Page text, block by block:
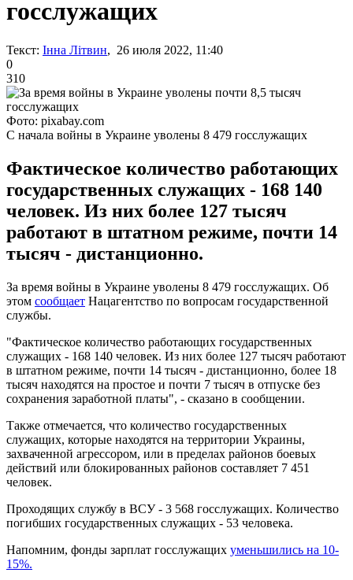
госслужащих
Текст: Інна Літвин, 26 июля 2022, 11:40
0
310
Фото: pixabay.com
С начала войны в Украине уволены 8 479 госслужащих
Фактическое количество работающих
государственных служащих - 168 140
человек. Из них более 127 тысяч
работают в штатном режиме, почти 14
тысяч - дистанционно.
За время войны в Украине уволены 8 479 госслужащих. Об
этом сообщает Нацагентство по вопросам государственной
службы.
"Фактическое количество работающих государственных
служащих - 168 140 человек. Из них более 127 тысяч работают
в штатном режиме, почти 14 тысяч - дистанционно, более 18
тысяч находятся на простое и почти 7 тысяч в отпуске без
сохранения заработной платы", - сказано в сообщении.
Также отмечается, что количество государственных
служащих, которые находятся на территории Украины,
захваченной агрессором, или в пределах районов боевых
действий или блокированных районов составляет 7 451
человек.
Проходящих службу в ВСУ - 3 568 госслужащих. Количество
погибших государственных служащих - 53 человека.
Напомним, фонды зарплат госслужащих уменьшились на 10-
15%.